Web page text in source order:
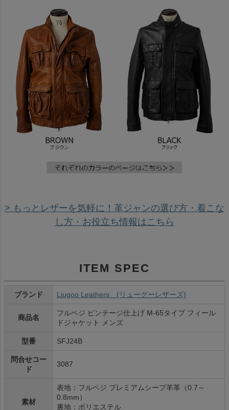
> もっとレザーを気軽に！革ジャンの選び方・着こな
し方・お役立ち情報はこちら
ITEM SPEC
ブランド Liugoo Leathers (リューグーレザーズ)
商品名
フルベジ ビンテージ仕上げ M-65タイプ フィール
ドジャケット メンズ
型番 SFJ24B
問合せコー
ド
3087
素材
表地：フルベジ プレミアムシープ羊革（0.7～
0.8mm）
裏地：ボリエステル